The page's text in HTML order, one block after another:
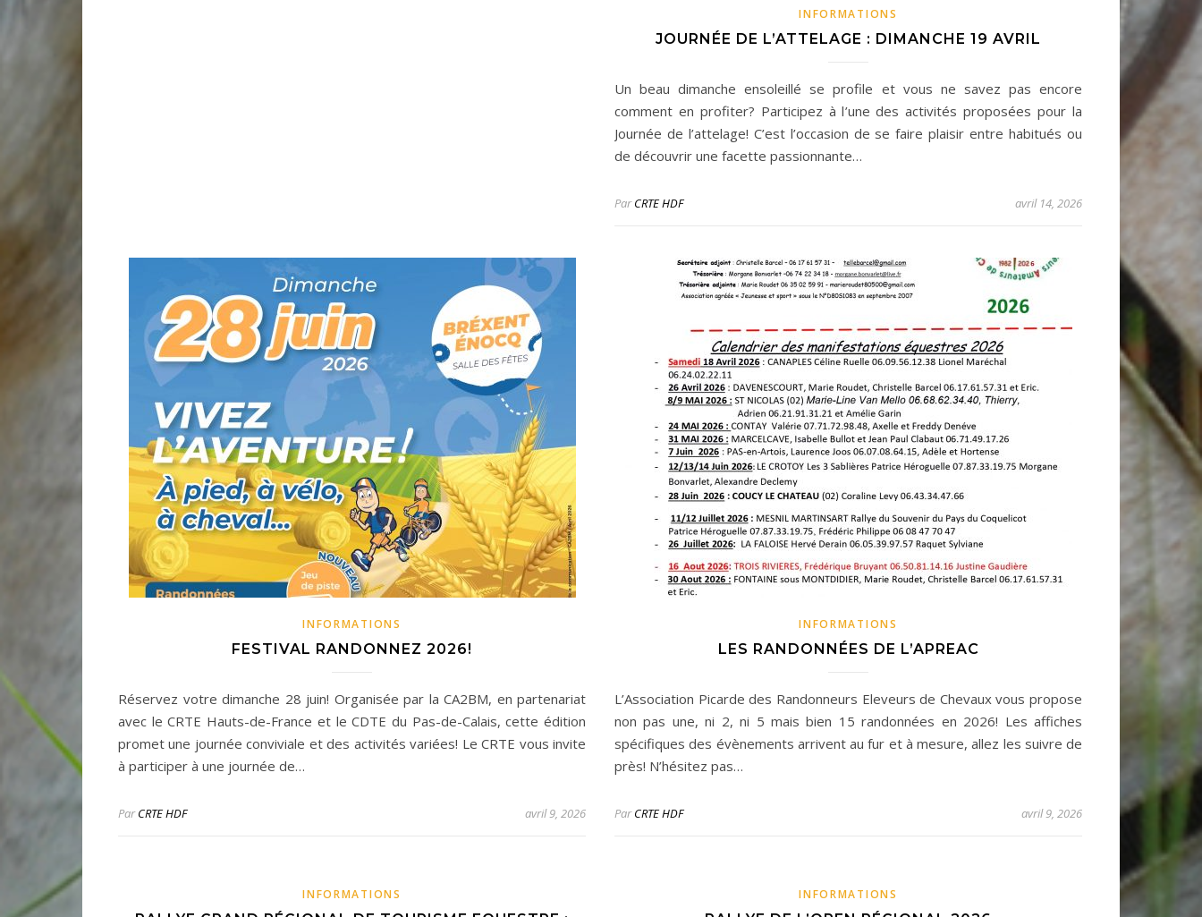
INFORMATIONS
JOURNÉE DE L’ATTELAGE : DIMANCHE 19 AVRIL
Un beau dimanche ensoleillé se profile et vous ne savez pas encore
comment en profiter? Participez à l’une des activités proposées pour la
Journée de l’attelage! C’est l’occasion de se faire plaisir entre habitués ou
de découvrir une facette passionnante…
ParCRTE HDF avril 14, 2026
INFORMATIONS
FESTIVAL RANDONNEZ 2026!
Réservez votre dimanche 28 juin! Organisée par la CA2BM, en partenariat
avec le CRTE Hauts-de-France et le CDTE du Pas-de-Calais, cette édition
promet une journée conviviale et des activités variées! Le CRTE vous invite
à participer à une journée de…
ParCRTE HDF avril 9, 2026
INFORMATIONS
LES RANDONNÉES DE L’APREAC
L’Association Picarde des Randonneurs Eleveurs de Chevaux vous propose
non pas une, ni 2, ni 5 mais bien 15 randonnées en 2026! Les affiches
spécifiques des évènements arrivent au fur et à mesure, allez les suivre de
près! N’hésitez pas…
ParCRTE HDF avril 9, 2026
INFORMATIONS INFORMATIONS